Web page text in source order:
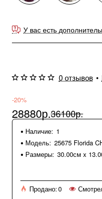
У вас есть
0 отзывов •
-20%
28880р.36100р.
Наличие: 1
Модель: 25675 Florida
Размеры: 30.00см x
Продано:0